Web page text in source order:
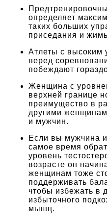
определяет
таких больших
приседания и
Атлеты с высоким
перед
побеждают
Женщина с
верхней границе
преимущество в
другими
и мужчин.
Если вы мужчина
самое время
уровень
возрасте он
женщинам тоже
поддерживать
чтобы избежать в
избыточного
мышц.